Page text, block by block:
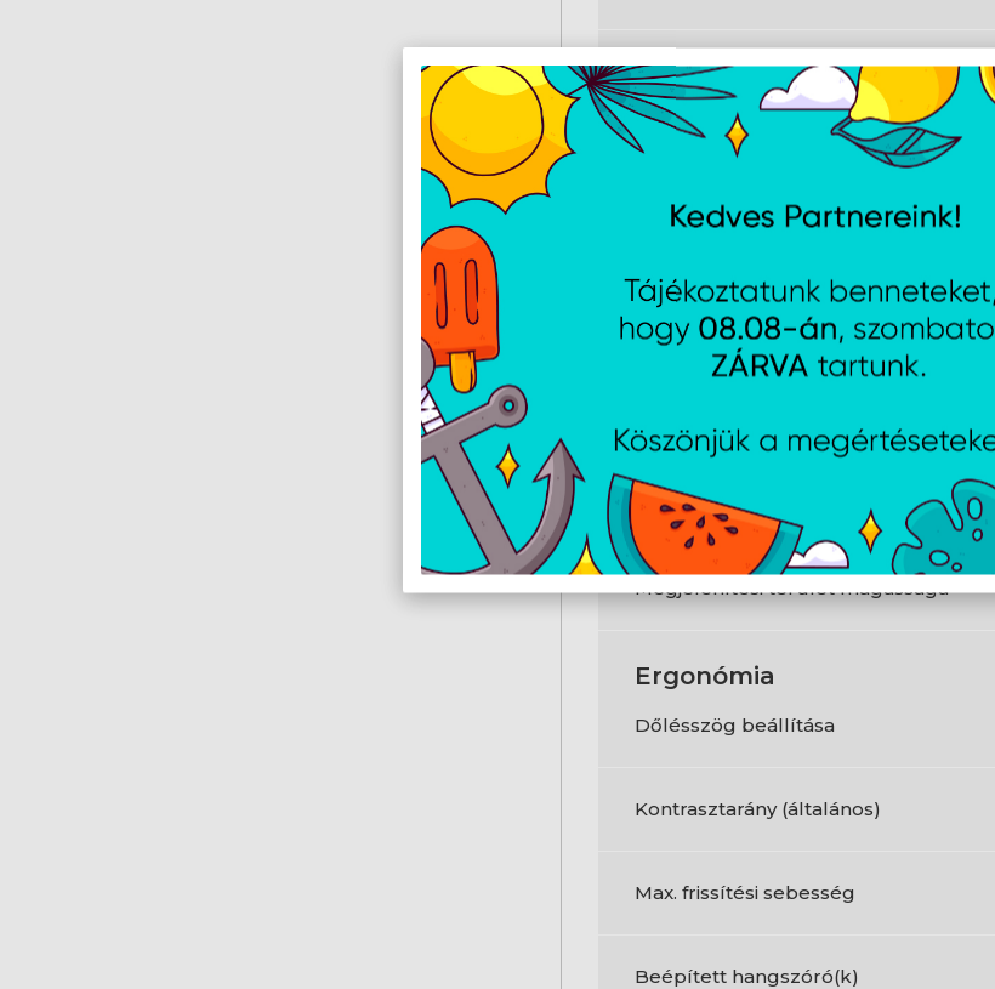
Képernyő formája
Képernyő
Érintőképernyő
Csatlakozók és csatlakozási
felületek
Megjelenítési terület szélessége
Megjelenítési terület magassága
Ergonómia
Dőlésszög beállítása
Kontrasztarány (általános)
Max. frissítési sebesség
Beépített hangszóró(k)